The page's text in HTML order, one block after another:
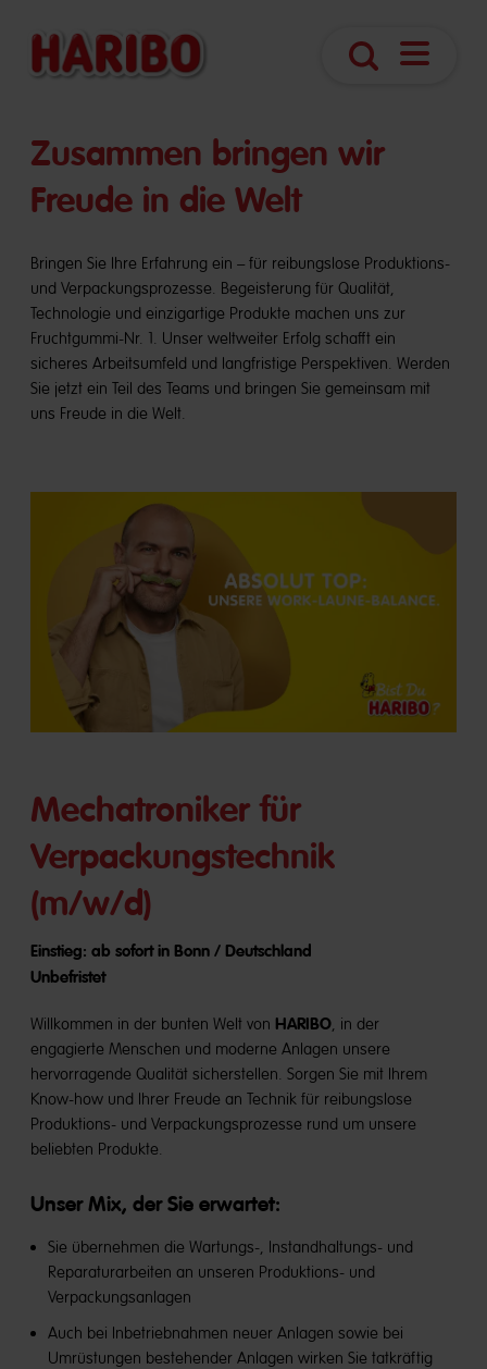
​​Zusammen bringen wir
Freude in die Welt
Bringen Sie Ihre Erfahrung ein – für reibungslose Produktions-
und Verpackungsprozesse. Begeisterung für Qualität,
Technologie und einzigartige Produkte machen uns zur
Fruchtgummi-Nr. 1. Unser weltweiter Erfolg schafft ein
sicheres Arbeitsumfeld und langfristige Perspektiven. Werden
Sie jetzt ein Teil des Teams und bringen Sie gemeinsam mit
uns Freude in die Welt.
Mechatroniker für
Verpackungstechnik
(m/w/d)
Einstieg: ab sofort in Bonn / Deutschland
Unbefristet
Willkommen in der bunten Welt von HARIBO , in der
engagierte Menschen und moderne Anlagen unsere
hervorragende Qualität sicherstellen. Sorgen Sie mit Ihrem
Know-how und Ihrer Freude an Technik für reibungslose
Produktions- und Verpackungsprozesse rund um unsere
beliebten Produkte.
Unser Mix, der Sie erwartet:
Sie übernehmen die Wartungs-, Instandhaltungs- und
Reparaturarbeiten an unseren Produktions- und
Verpackungsanlagen
Auch bei Inbetriebnahmen neuer Anlagen sowie bei
Umrüstungen bestehender Anlagen wirken Sie tatkräftig